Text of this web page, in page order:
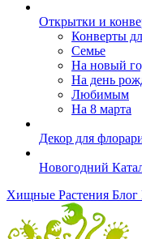
Открытки и
Конверты
Семье
На новый
На день
Любимым
На 8 марта
Декор для
Новогодний
Хищные Растения Блог